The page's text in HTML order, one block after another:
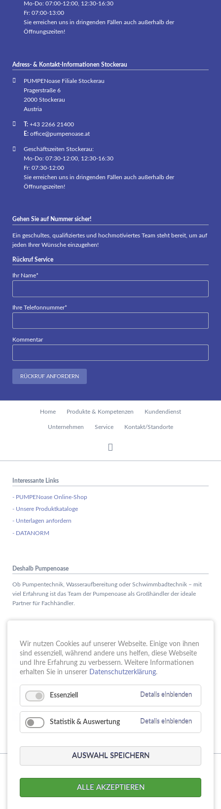
Mo-Do: 07:00-12:00, 12:30-16:30
Fr: 07:00-13:00
Sie erreichen uns in dringenden Fällen auch außerhalb der
Öffnungszeiten!
Adress- & Kontakt-Informationen Stockerau
PUMPENoase Filiale Stockerau
Pragerstraße 6
2000 Stockerau
Austria
T:+43 2266 21400
E: office@pumpenoase.at
Geschäftszeiten Stockerau:
Mo-Do: 07:30-12:00, 12:30-16:30
Fr: 07:30-12:00
Sie erreichen uns in dringenden Fällen auch außerhalb der
Öffnungszeiten!
Gehen Sie auf Nummer sicher!
Ein geschultes, qualifiziertes und hochmotiviertes Team steht bereit, um auf
jeden Ihrer Wünsche einzugehen!
Rückruf Service
Pflichtfeld
Ihr Name*
Pflichtfeld
Ihre Telefonnummer*
Kommentar
RÜCKRUF ANFORDERN
Home Produkte & Kompetenzen Kundendienst
Unternehmen Service Kontakt/Standorte
Interessante Links
- PUMPENoase Online-Shop
- Unsere Produktkataloge
- Unterlagen anfordern
- DATANORM
Deshalb Pumpenoase
Ob Pumpentechnik, Wasseraufbereitung oder Schwimmbadtechnik – mit
viel Erfahrung ist das Team der Pumpenoase als Großhändler der ideale
Partner für Fachhändler.
15. Schule trifft Wirtschaft bei der PUMPENoase!
18. Vortrag IT-Sicherheit
16 Jahre PUMPENoase
23.
überspringen
Datenschutz Impressum AGB
Wir nutzen Cookies auf unserer Webseite. Einige von ihnen
sind essenziell, während andere uns helfen, diese Webseite
und Ihre Erfahrung zu verbessern. Weitere Informationen
erhalten Sie in unserer Datenschutzerklärung.
Essenziell Details einblenden
Statistik & Auswertung Details einblenden
AUSWAHL SPEICHERN
ALLE AKZEPTIEREN